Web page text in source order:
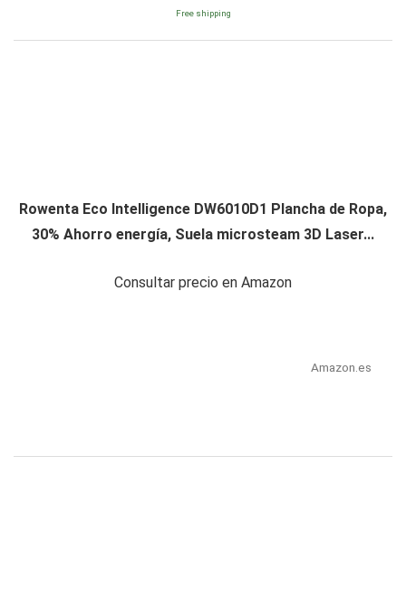
Free shipping
Rowenta Eco Intelligence DW6010D1 Plancha de Ropa,
30% Ahorro energía, Suela microsteam 3D Laser...
Consultar precio en Amazon
Amazon.es